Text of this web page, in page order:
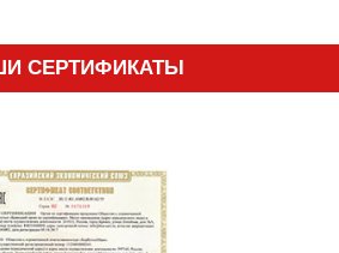
СЕРТИФИКАТЫ